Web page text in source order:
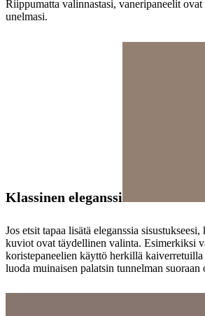
Riippumatta valinnastasi, vaneripaneelit
unelmasi.
Klassinen eleganssi
Jos etsit tapaa lisätä eleganssia
kuviot ovat täydellinen valinta. Esimerkiksi
koristepaneelien käyttö herkillä
luoda muinaisen palatsin tunnelman suoraan